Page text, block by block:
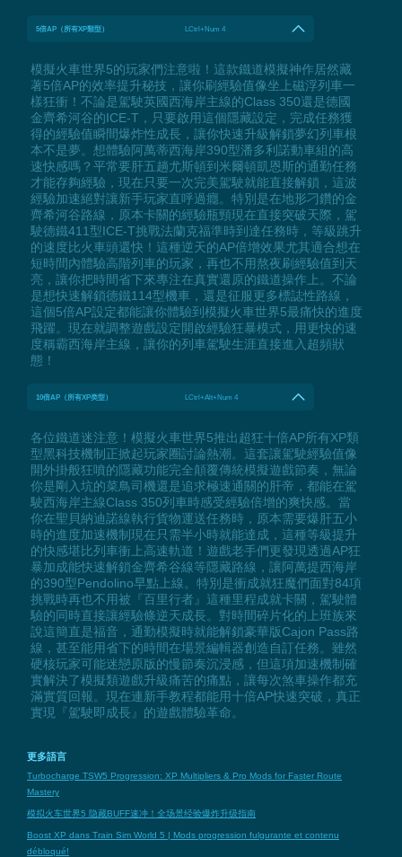
5倍AP（所有XP類型） LCtrl+Num 4
模擬火車世界5的玩家們注意啦！這款鐵道模擬神作居然藏
著5倍AP的效率提升秘技，讓你刷經驗值像坐上磁浮列車一
樣狂衝！不論是駕駛英國西海岸主線的Class 350還是德國
金齊希河谷的ICE-T，只要啟用這個隱藏設定，完成任務獲
得的經驗值瞬間爆炸性成長，讓你快速升級解鎖夢幻列車根
本不是夢。想體驗阿萬蒂西海岸390型潘多利諾動車組的高
速快感嗎？平常要肝五趟尤斯頓到米爾頓凱恩斯的通勤任務
才能存夠經驗，現在只要一次完美駕駛就能直接解鎖，這波
經驗加速絕對讓新手玩家直呼過癮。特別是在地形刁鑽的金
齊希河谷路線，原本卡關的經驗瓶頸現在直接突破天際，駕
駛德鐵411型ICE-T挑戰法蘭克福準時到達任務時，等級跳升
的速度比火車頭還快！這種逆天的AP倍增效果尤其適合想在
短時間內體驗高階列車的玩家，再也不用熬夜刷經驗值到天
亮，讓你把時間省下來專注在真實還原的鐵道操作上。不論
是想快速解鎖德鐵114型機車，還是征服更多標誌性路線，
這個5倍AP設定都能讓你體驗到模擬火車世界5最痛快的進度
飛躍。現在就調整遊戲設定開啟經驗狂暴模式，用更快的速
度稱霸西海岸主線，讓你的列車駕駛生涯直接進入超頻狀
態！
10倍AP（所有XP类型） LCtrl+Alt+Num 4
各位鐵道迷注意！模擬火車世界5推出超狂十倍AP所有XP類
型黑科技機制正掀起玩家圈討論熱潮。這套讓駕駛經驗值像
開外掛般狂噴的隱藏功能完全顛覆傳統模擬遊戲節奏，無論
你是剛入坑的菜鳥司機還是追求極速通關的肝帝，都能在駕
駛西海岸主線Class 350列車時感受經驗倍增的爽快感。當
你在聖貝納迪諾線執行貨物運送任務時，原本需要爆肝五小
時的進度加速機制現在只需半小時就能達成，這種等級提升
的快感堪比列車衝上高速軌道！遊戲老手們更發現透過AP狂
暴加成能快速解鎖金齊希谷線等隱藏路線，讓阿萬提西海岸
的390型Pendolino早點上線。特別是衝成就狂魔們面對84項
挑戰時再也不用被『百里行者』這種里程成就卡關，駕駛體
驗的同時直接讓經驗條逆天成長。對時間碎片化的上班族來
說這簡直是福音，通勤模擬時就能解鎖豪華版Cajon Pass路
線，甚至能用省下的時間在場景編輯器創造自訂任務。雖然
硬核玩家可能迷戀原版的慢節奏沉浸感，但這項加速機制確
實解決了模擬類遊戲升級痛苦的痛點，讓每次煞車操作都充
滿實質回報。現在連新手教程都能用十倍AP快速突破，真正
實現『駕駛即成長』的遊戲體驗革命。
更多語言
Turbocharge TSW5 Progression: XP Multipliers & Pro Mods for Faster Route
Mastery
模拟火车世界5 隐藏BUFF速冲！全场景经验爆炸升级指南
Boost XP dans Train Sim World 5 | Mods progression fulgurante et contenu
débloqué!